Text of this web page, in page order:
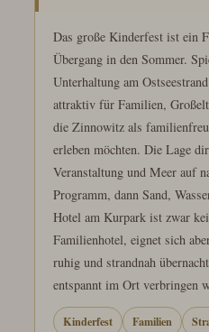
Das große Kinderfest ist ein
Übergang in den Sommer.
Unterhaltung am
attraktiv für Familien,
die Zinnowitz als
erleben möchten. Die Lage
Veranstaltung und Meer auf
Programm, dann Sand,
Hotel am Kurpark ist zwar
Familienhotel, eignet sich
ruhig und strandnah
entspannt im Ort verbringen
Kinderfest Familien